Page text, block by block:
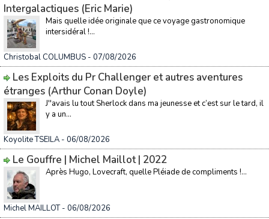
Intergalactiques (Eric Marie)
Mais quelle idée originale que ce voyage gastronomique
intersidéral !...
Christobal COLUMBUS - 07/08/2026
Les Exploits du Pr Challenger et autres aventures
étranges (Arthur Conan Doyle)
J''avais lu tout Sherlock dans ma jeunesse et c’est sur le tard, il
y a un...
Koyolite TSEILA - 06/08/2026
Le Gouffre | Michel Maillot | 2022
Après Hugo, Lovecraft, quelle Pléiade de compliments !...
Michel MAILLOT- 06/08/2026